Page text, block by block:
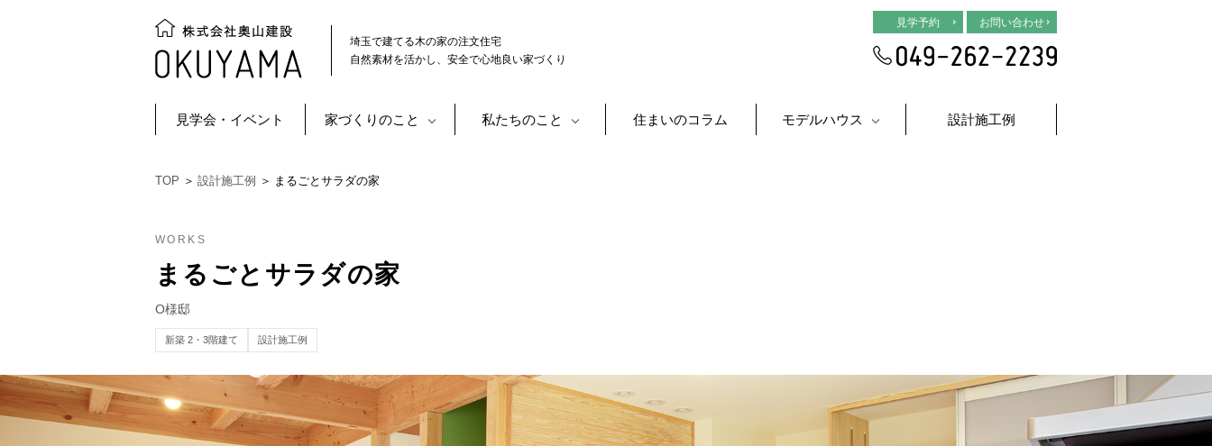
埼玉で建てる木の家の注文住宅
自然素材を活かし、安全で心地良い家づくり
見学予約 お問い合わせ
見学会・イベント 家づくりのこと 私たちのこと 住まいのコラム モデルハウス 設計施工例
TOP ＞ 設計施工例 ＞ まるごとサラダの家
WORKS
まるごとサラダの家
O様邸
新築 2・3階建て 設計施工例